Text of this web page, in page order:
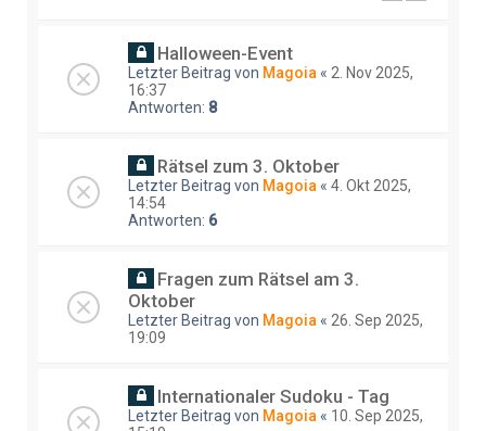
Halloween-Event
Letzter Beitrag von Magoia « 2. Nov 2025,
16:37
Antworten: 8
Rätsel zum 3. Oktober
Letzter Beitrag von Magoia « 4. Okt 2025,
14:54
Antworten: 6
Fragen zum Rätsel am 3.
Oktober
Letzter Beitrag von Magoia « 26. Sep 2025,
19:09
Internationaler Sudoku - Tag
Letzter Beitrag von Magoia « 10. Sep 2025,